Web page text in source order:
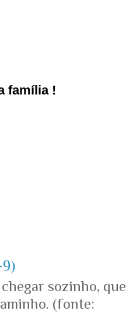
família !
sozinho, que
(fonte: